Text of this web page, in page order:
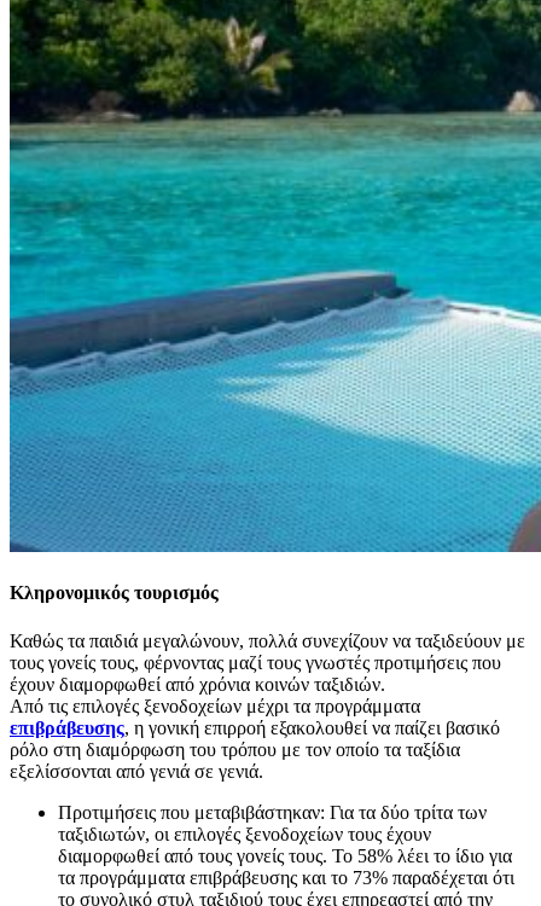
Κληρονομικός τουρισμός
Καθώς τα παιδιά μεγαλώνουν, πολλά συνεχίζουν να ταξιδεύουν με
τους γονείς τους, φέρνοντας μαζί τους γνωστές προτιμήσεις που
έχουν διαμορφωθεί από χρόνια κοινών ταξιδιών.
Από τις επιλογές ξενοδοχείων μέχρι τα προγράμματα
επιβράβευσης, η γονική επιρροή εξακολουθεί να παίζει βασικό
ρόλο στη διαμόρφωση του τρόπου με τον οποίο τα ταξίδια
εξελίσσονται από γενιά σε γενιά.
Προτιμήσεις που μεταβιβάστηκαν: Για τα δύο τρίτα των
ταξιδιωτών, οι επιλογές ξενοδοχείων τους έχουν
διαμορφωθεί από τους γονείς τους. Το 58% λέει το ίδιο για
τα προγράμματα επιβράβευσης και το 73% παραδέχεται ότι
το συνολικό στυλ ταξιδιού τους έχει επηρεαστεί από την